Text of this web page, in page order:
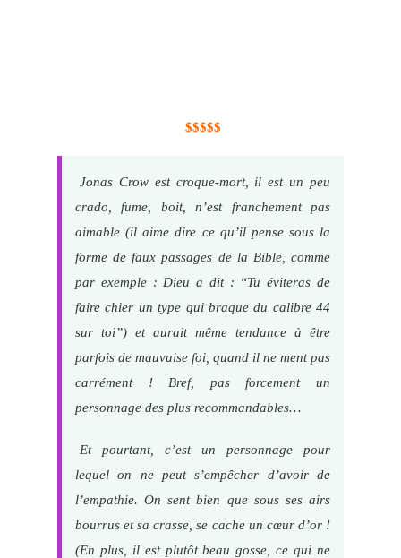
$$$$$
Jonas Crow est croque-mort, il est un peu
crado, fume, boit, n’est franchement pas
aimable (il aime dire ce qu’il pense sous la
forme de faux passages de la Bible, comme
par exemple : Dieu a dit : “Tu éviteras de
faire chier un type qui braque du calibre 44
sur toi”) et aurait même tendance à être
parfois de mauvaise foi, quand il ne ment pas
carrément ! Bref, pas forcement un
personnage des plus recommandables…
Et pourtant, c’est un personnage pour
lequel on ne peut s’empêcher d’avoir de
l’empathie. On sent bien que sous ses airs
bourrus et sa crasse, se cache un cœur d’or !
(En plus, il est plutôt beau gosse, ce qui ne